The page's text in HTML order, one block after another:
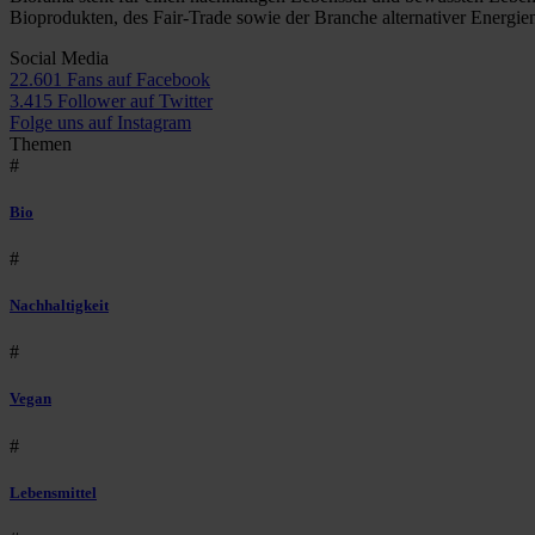
Bioprodukten, des Fair-Trade sowie der Branche alternativer
Social Media
22.601 Fans auf Facebook
3.415 Follower auf Twitter
Folge uns auf Instagram
Themen
#
Bio
#
Nachhaltigkeit
#
Vegan
#
Lebensmittel